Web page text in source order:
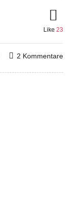
Like 23
2 Kommentare